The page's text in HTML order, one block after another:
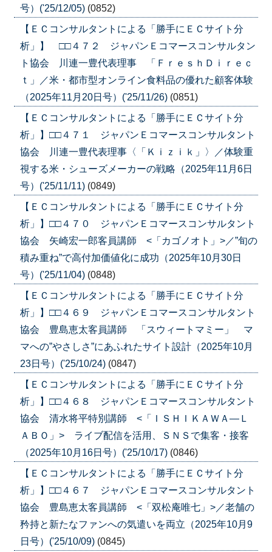
号）('25/12/05) (0852)
【ＥＣコンサルタントによる「勝手にＥＣサイト分
析」】 □□４７２ ジャパンＥコマースコンサルタン
ト協会 川連一豊代表理事 「ＦｒｅｓｈＤｉｒｅｃ
ｔ」／米・都市型オンライン食料品の優れた顧客体験
（2025年11月20日号）('25/11/26) (0851)
【ＥＣコンサルタントによる「勝手にＥＣサイト分
析」】□□４７１ ジャパンＥコマースコンサルタント
協会 川連一豊代表理事〈「Ｋｉｚｉｋ」〉／体験重
視する米・シューズメーカーの戦略（2025年11月6日
号）('25/11/11) (0849)
【ＥＣコンサルタントによる「勝手にＥＣサイト分
析」】□□４７０ ジャパンＥコマースコンサルタント
協会 矢崎宏一郎客員講師 <「カゴノオト」>／”旬の
積み重ね”で高付加価値化に成功（2025年10月30日
号）('25/11/04) (0848)
【ＥＣコンサルタントによる「勝手にＥＣサイト分
析」】□□４６９ ジャパンＥコマースコンサルタント
協会 豊島恵太客員講師 「スウィートマミー」 マ
マへの”やさしさ”にあふれたサイト設計（2025年10月
23日号）('25/10/24) (0847)
【ＥＣコンサルタントによる「勝手にＥＣサイト分
析」】□□４６８ ジャパンＥコマースコンサルタント
協会 清水将平特別講師 <「ＩＳＨＩＫＡＷＡ―Ｌ
ＡＢＯ」> ライブ配信を活用、ＳＮＳで集客・接客
（2025年10月16日号）('25/10/17) (0846)
【ＥＣコンサルタントによる「勝手にＥＣサイト分
析」】□□４６７ ジャパンＥコマースコンサルタント
協会 豊島恵太客員講師 <「双松庵唯七」>／老舗の
矜持と新たなファンへの気遣いを両立（2025年10月9
日号）('25/10/09) (0845)